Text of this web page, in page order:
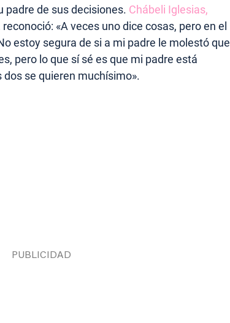
padre de sus decisiones. Chábeli Iglesias,
reconoció: «A veces uno dice cosas, pero en el
estoy segura de si a mi padre le molestó que
pero lo que sí sé es que mi padre está
se quieren muchísimo».